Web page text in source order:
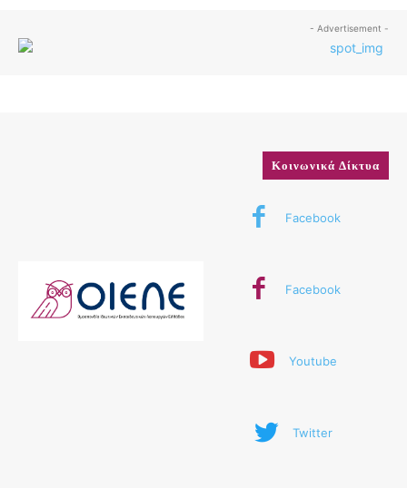
- Advertisement -
Κοινωνικά Δίκτυα
Facebook
Facebook
Youtube
Twitter